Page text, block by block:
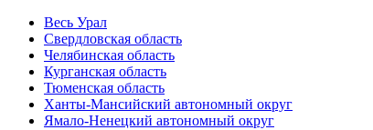
Весь Урал
Свердловская область
Челябинская область
Курганская область
Тюменская область
Ханты-Мансийский автономный округ
Ямало-Ненецкий автономный округ